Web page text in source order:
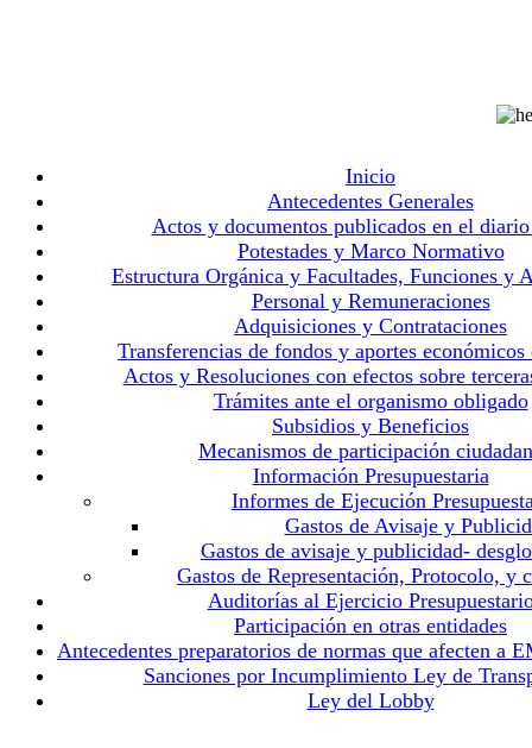
Inicio
Antecedentes Generales
Actos y documentos publicados en el
Potestades y Marco Normativo
Estructura Orgánica y Facultades, Funciones y
Personal y Remuneraciones
Adquisiciones y Contrataciones
Transferencias de fondos y aportes económicos
Actos y Resoluciones con efectos sobre
Trámites ante el organismo obligado
Subsidios y Beneficios
Mecanismos de participación
Información Presupuestaria
Informes de Ejecución
Gastos de Avisaje y
Gastos de avisaje y publicidad-
Gastos de Representación, Protocolo, y
Auditorías al Ejercicio
Participación en otras entidades
Antecedentes preparatorios de normas que afecten a
Sanciones por Incumplimiento Ley de
Ley del Lobby